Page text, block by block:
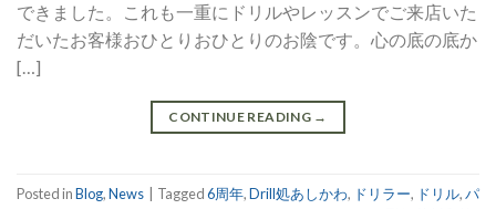
できました。これも一重にドリルやレッスンでご来店いた
だいたお客様おひとりおひとりのお陰です。心の底の底か
[…]
CONTINUE READING →
Posted inBlog,News Tagged6周年,Drill処あしかわ, ドリラー, ドリル,パ